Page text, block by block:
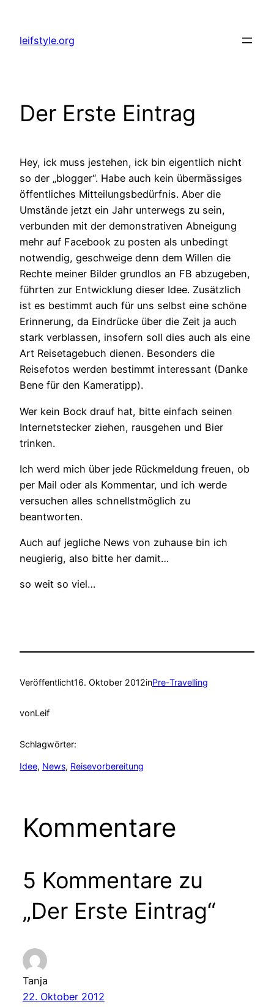
springen
leifstyle.org
Der Erste Eintrag
Hey, ick muss jestehen, ick bin eigentlich nicht
so der „blogger“. Habe auch kein übermässiges
öffentliches Mitteilungsbedürfnis. Aber die
Umstände jetzt ein Jahr unterwegs zu sein,
verbunden mit der demonstrativen Abneigung
mehr auf Facebook zu posten als unbedingt
notwendig, geschweige denn dem Willen die
Rechte meiner Bilder grundlos an FB abzugeben,
führten zur Entwicklung dieser Idee. Zusätzlich
ist es bestimmt auch für uns selbst eine schöne
Erinnerung, da Eindrücke über die Zeit ja auch
stark verblassen, insofern soll dies auch als eine
Art Reisetagebuch dienen. Besonders die
Reisefotos werden bestimmt interessant (Danke
Bene für den Kameratipp).
Wer kein Bock drauf hat, bitte einfach seinen
Internetstecker ziehen, rausgehen und Bier
trinken.
Ich werd mich über jede Rückmeldung freuen, ob
per Mail oder als Kommentar, und ich werde
versuchen alles schnellstmöglich zu
beantworten.
Auch auf jegliche News von zuhause bin ich
neugierig, also bitte her damit…
so weit so viel…
Veröffentlicht16. Oktober 2012inPre-Travelling
vonLeif
Schlagwörter:
Idee, News, Reisevorbereitung
Kommentare
5 Kommentare zu
„Der Erste Eintrag“
Tanja
22. Oktober 2012